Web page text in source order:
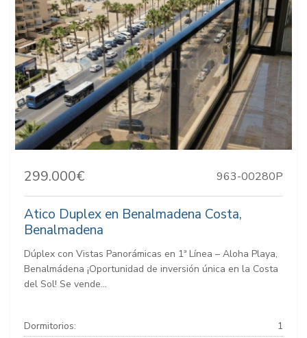
299.000€ 963-00280P
Atico Duplex en Benalmadena Costa,
Benalmadena
Dúplex con Vistas Panorámicas en 1ª Línea – Aloha Playa,
Benalmádena ¡Oportunidad de inversión única en la Costa
del Sol! Se vende...
Dormitorios:
1